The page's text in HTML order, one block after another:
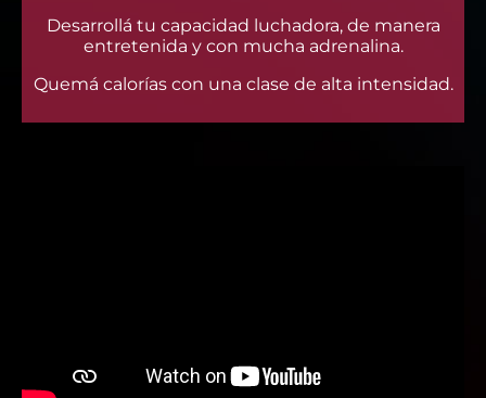
Desarrollá tu capacidad luchadora, de manera
entretenida y con mucha adrenalina.
Quemá calorías con una clase de alta intensidad.